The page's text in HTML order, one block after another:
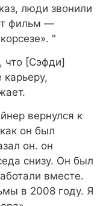
люди звонили
фильм —
"
что [Сэфди]
вернулся к
он был
он. он
снизу. Он был
вместе.
в 2008 году. Я